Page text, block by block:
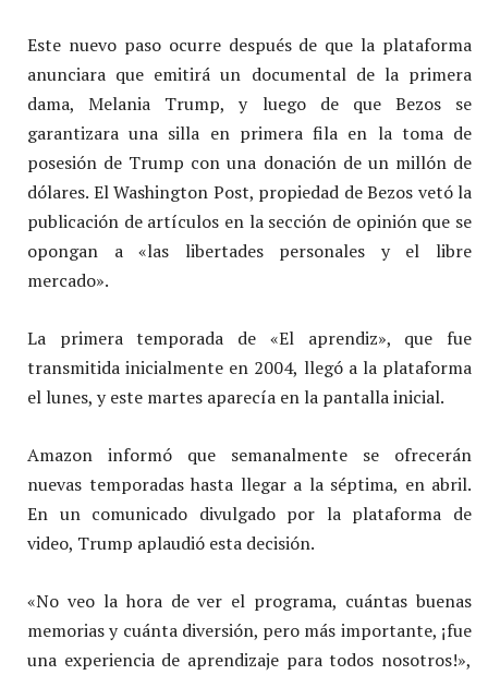
Este nuevo paso ocurre después de que la plataforma
anunciara que emitirá un documental de la primera
dama, Melania Trump, y luego de que Bezos se
garantizara una silla en primera fila en la toma de
posesión de Trump con una donación de un millón de
dólares. El Washington Post, propiedad de Bezos vetó la
publicación de artículos en la sección de opinión que se
opongan a «las libertades personales y el libre
mercado».
La primera temporada de «El aprendiz», que fue
transmitida inicialmente en 2004, llegó a la plataforma
el lunes, y este martes aparecía en la pantalla inicial.
Amazon informó que semanalmente se ofrecerán
nuevas temporadas hasta llegar a la séptima, en abril.
En un comunicado divulgado por la plataforma de
video, Trump aplaudió esta decisión.
«No veo la hora de ver el programa, cuántas buenas
memorias y cuánta diversión, pero más importante, ¡fue
una experiencia de aprendizaje para todos nosotros!»,